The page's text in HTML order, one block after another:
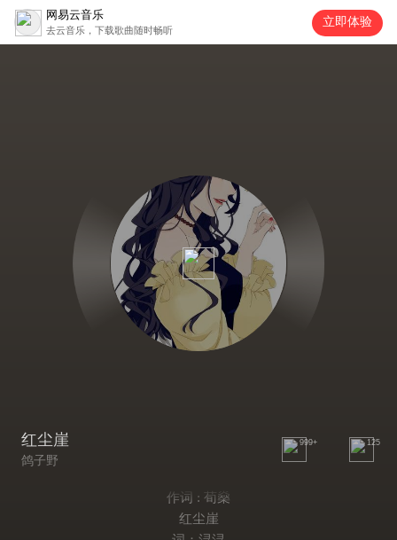
网易云音乐
去云音乐，下载歌曲随时畅听
立即体验
红尘崖
鸽子野
999+ 125
作词 : 荀燊
红尘崖